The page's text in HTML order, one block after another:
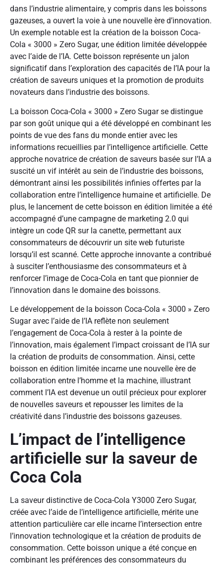
dans l’industrie alimentaire, y compris dans les boissons
gazeuses, a ouvert la voie à une nouvelle ère d’innovation.
Un exemple notable est la création de la boisson Coca-
Cola « 3000 » Zero Sugar, une édition limitée développée
avec l’aide de l’IA. Cette boisson représente un jalon
significatif dans l’exploration des capacités de l’IA pour la
création de saveurs uniques et la promotion de produits
novateurs dans l’industrie des boissons.
La boisson Coca-Cola « 3000 » Zero Sugar se distingue
par son goût unique qui a été développé en combinant les
points de vue des fans du monde entier avec les
informations recueillies par l’intelligence artificielle. Cette
approche novatrice de création de saveurs basée sur l’IA a
suscité un vif intérêt au sein de l’industrie des boissons,
démontrant ainsi les possibilités infinies offertes par la
collaboration entre l’intelligence humaine et artificielle. De
plus, le lancement de cette boisson en édition limitée a été
accompagné d’une campagne de marketing 2.0 qui
intègre un code QR sur la canette, permettant aux
consommateurs de découvrir un site web futuriste
lorsqu’il est scanné. Cette approche innovante a contribué
à susciter l’enthousiasme des consommateurs et à
renforcer l’image de Coca-Cola en tant que pionnier de
l’innovation dans le domaine des boissons.
Le développement de la boisson Coca-Cola « 3000 » Zero
Sugar avec l’aide de l’IA reflète non seulement
l’engagement de Coca-Cola à rester à la pointe de
l’innovation, mais également l’impact croissant de l’IA sur
la création de produits de consommation. Ainsi, cette
boisson en édition limitée incarne une nouvelle ère de
collaboration entre l’homme et la machine, illustrant
comment l’IA est devenue un outil précieux pour explorer
de nouvelles saveurs et repousser les limites de la
créativité dans l’industrie des boissons gazeuses.
L’impact de l’intelligence
artificielle sur la saveur de
Coca Cola
La saveur distinctive de Coca-Cola Y3000 Zero Sugar,
créée avec l’aide de l’intelligence artificielle, mérite une
attention particulière car elle incarne l’intersection entre
l’innovation technologique et la création de produits de
consommation. Cette boisson unique a été conçue en
combinant les préférences des consommateurs du